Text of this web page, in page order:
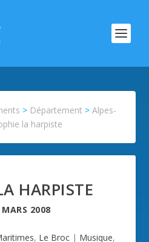
> Département >Alpes-
la harpiste
HARPISTE
MARS 2008
, Le Broc| Musique,